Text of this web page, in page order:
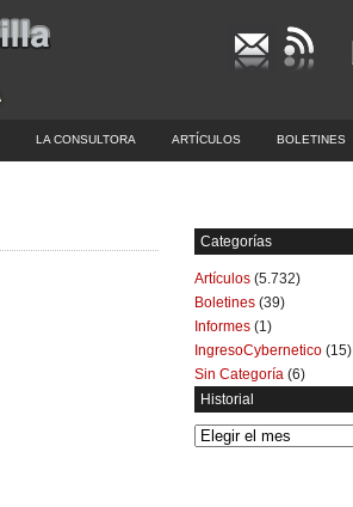
LA CONSULTORA ARTÍCULOS BOLETINES
Categorías
Artículos (5.732)
Boletines (39)
Informes (1)
IngresoCybernetico (15)
Sin Categoría (6)
Historial
Historial